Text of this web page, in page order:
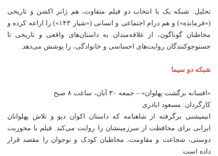
تحلیل: شبکه یک با انتخاب دو فیلم متفاوت، هم ژانر اکشن و تاریخی
(«فرمانده») و هم درام اجتماعی و انسانی («شیار ۱۴۳») را اراعه کرده و
مخاطبان گوناگون، از علاقه‌مندان به داستان‌های واقعی و تاریخی تا
جستوجو‌کنندگان روایت‌های احساسی و خانوادگی، را پوشش می‌دهد.
شبکه دو سیما
«افسانه برگشت پهلوان» – جمعه ۳۰ آبان، ساعت ۸ صبح
کارگردان: مسعود اباذری
انیمیشنی برگرفته از شاهنامه که داستان اکوان دیو و تلاش پهلوانان
ایرانی برای محافظت از سرزمینشان را روایت می‌کند. فیلم با محوریت
دوستی، شجاعت و مقاومت، مخاطبان کودک و نوجوان را مقصد قرار
داده است.